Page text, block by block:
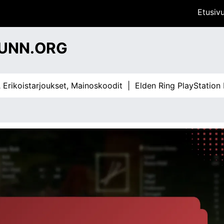
Mainoskoodit |Elden Ring PlayStation